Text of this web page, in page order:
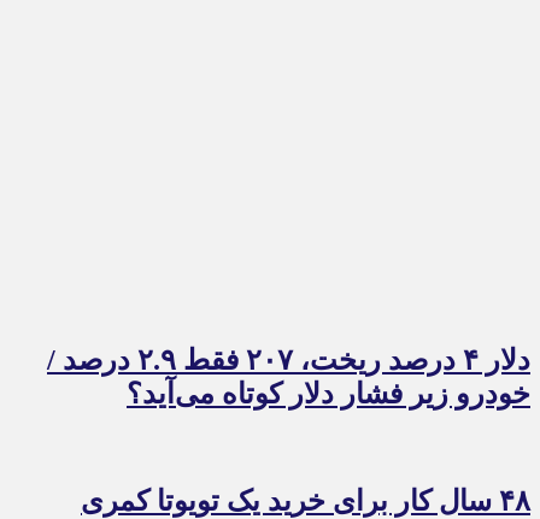
دلار ۴ درصد ریخت، ۲۰۷ فقط ۲.۹ درصد /
خودرو زیر فشار دلار کوتاه می‌آید؟
۴۸ سال کار برای خرید یک تویوتا کمری